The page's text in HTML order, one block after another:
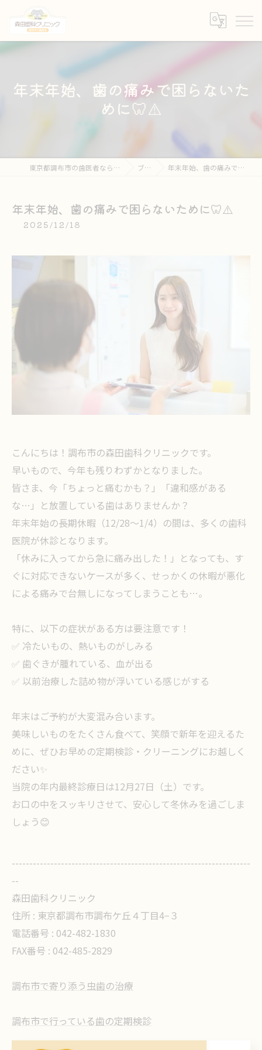
年末年始、歯の痛みで困らないた
めに🦷⚠️
東京都調布市の歯医者なら森田歯科クリニック ブログ 年末年始、歯の痛みで困らないために🦷⚠️
年末年始、歯の痛みで困らないために🦷⚠️
2025/12/18
こんにちは！調布市の森田歯科クリニックです。
早いもので、今年も残りわずかとなりました。
皆さま、今「ちょっと痛むかも？」「違和感がある
な…」と放置している歯はありませんか？
年末年始の長期休暇（12/28〜1/4）の間は、多くの歯科
医院が休診となります。
「休みに入ってから急に痛み出した！」となっても、す
ぐに対応できないケースが多く、せっかくの休暇が悪化
による痛みで台無しになってしまうことも…。
特に、以下の症状がある方は要注意です！
✅ 冷たいもの、熱いものがしみる
✅ 歯ぐきが腫れている、血が出る
✅ 以前治療した詰め物が浮いている感じがする
年末はご予約が大変混み合います。
美味しいものをたくさん食べて、笑顔で新年を迎えるた
めに、ぜひお早めの定期検診・クリーニングにお越しく
ださい✨
当院の年内最終診療日は12月27日（土）です。
お口の中をスッキリさせて、安心して冬休みを過ごしま
しょう😊
--------------------------------------------------------------------
--
森田歯科クリニック
住所 : 東京都調布市調布ケ丘４丁目4−３
電話番号 : 042-482-1830
FAX番号 : 042-485-2829
調布市で寄り添う虫歯の治療
調布市で行っている歯の定期検診